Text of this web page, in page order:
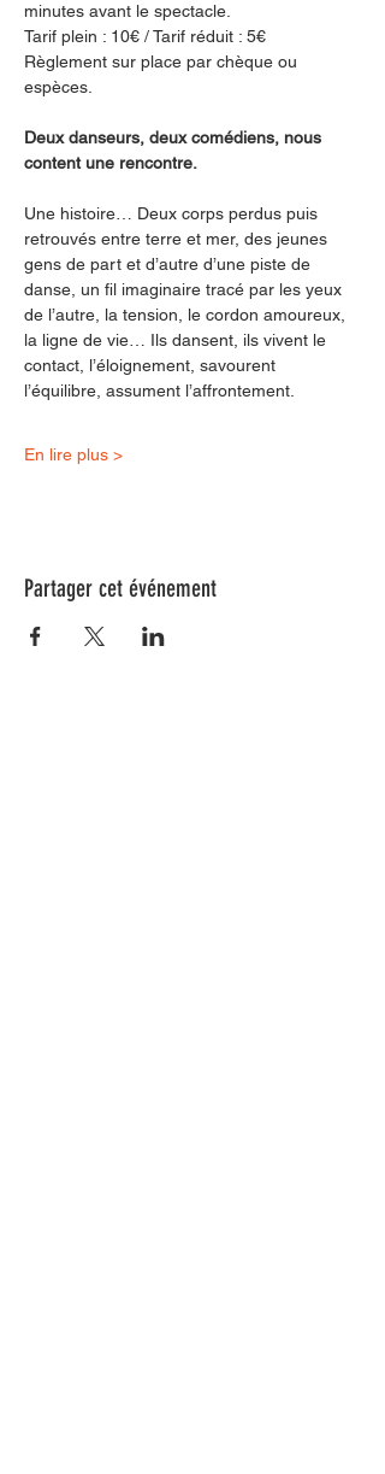
minutes avant le spectacle.
Tarif plein : 10€ / Tarif réduit : 5€
Règlement sur place par chèque ou
espèces.
Deux danseurs, deux comédiens, nous
content une rencontre.
Une histoire… Deux corps perdus puis
retrouvés entre terre et mer, des jeunes
gens de part et d’autre d’une piste de
danse, un fil imaginaire tracé par les yeux
de l’autre, la tension, le cordon amoureux,
la ligne de vie… Ils dansent, ils vivent le
contact, l’éloignement, savourent
l’équilibre, assument l’affrontement.
En lire plus >
Partager cet événement